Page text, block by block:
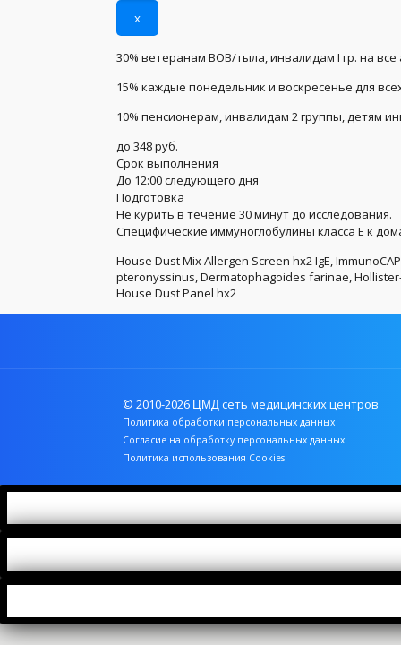
x
30% ветеранам ВОВ/тыла, инвалидам I гр. на
15% каждые понедельник и воскресенье для
10% пенсионерам, инвалидам 2 группы, детям
до 348 руб.
Срок выполнения
До 12:00 следующего дня
Подготовка
Не курить в течение 30 минут до исследования.
Специфические иммуноглобулины класса Е к
House Dust Mix Allergen Screen hx2 IgE,
pteronyssinus, Dermatophagoides farinae,
House Dust Panel hx2
© 2010-2026 ЦМД сеть медицинских центров
Политика обработки персональных данных
Согласие на обработку персональных данных
Политика использования Cookies